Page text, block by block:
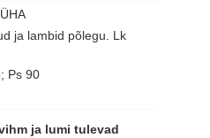
ja lambid põlegu. Lk
Ps 90
ja lumi tulevad